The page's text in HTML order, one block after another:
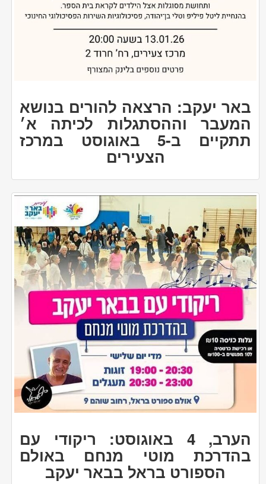
באר יעקב: הרצאה להורים בנושא
המעבר וההסתגלות לכיתה א׳
תתקיים ב-5 באוגוסט במרכז
הצעירים
הערב, 4 באוגוסט: ריקודי עם
בהדרכת מוטי מנחם באולם
הספורט בראל בבאר יעקב